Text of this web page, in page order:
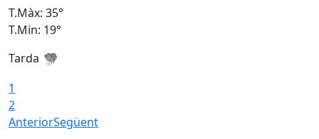
T.Màx: 35°
T.Min: 19°
Tarda
1
2
AnteriorSegüent